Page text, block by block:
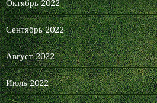
Октябрь 2022
Сентябрь 2022
Август 2022
Июль 2022